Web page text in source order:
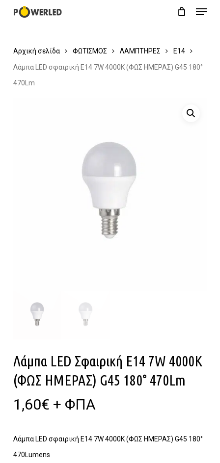
content
Menu
Αρχική σελίδα ΦΩΤΙΣΜΟΣ ΛΑΜΠΤΗΡΕΣ Ε14
Λάμπα LED σφαιρική E14 7W 4000K (ΦΩΣ ΗΜΕΡΑΣ) G45 180°
470Lm
Λάμπα LED Σφαιρική E14 7W 4000K
(ΦΩΣ ΗΜΕΡΑΣ) G45 180° 470Lm
1,60€ + ΦΠΑ
Λάμπα LED σφαιρική E14 7W 4000K (ΦΩΣ ΗΜΕΡΑΣ) G45 180°
470Lumens